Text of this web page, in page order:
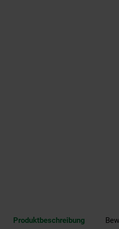
Produktbeschreibung